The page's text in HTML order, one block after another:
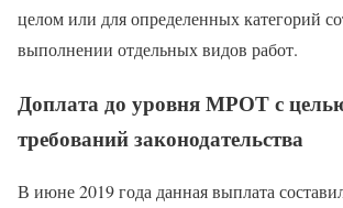
целом или для определенных категорий
выполнении отдельных видов работ.
Доплата до уровня МРОТ с
требований законодательства
В июне 2019 года данная выплата